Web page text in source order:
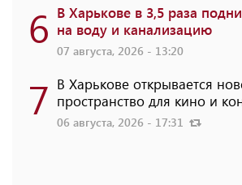
6 В Харькове в 3,5 раза
на воду и канализацию
07 августа, 2026 - 13:20
7 В Харькове открывается
пространство для кино и
06 августа, 2026 - 17:31